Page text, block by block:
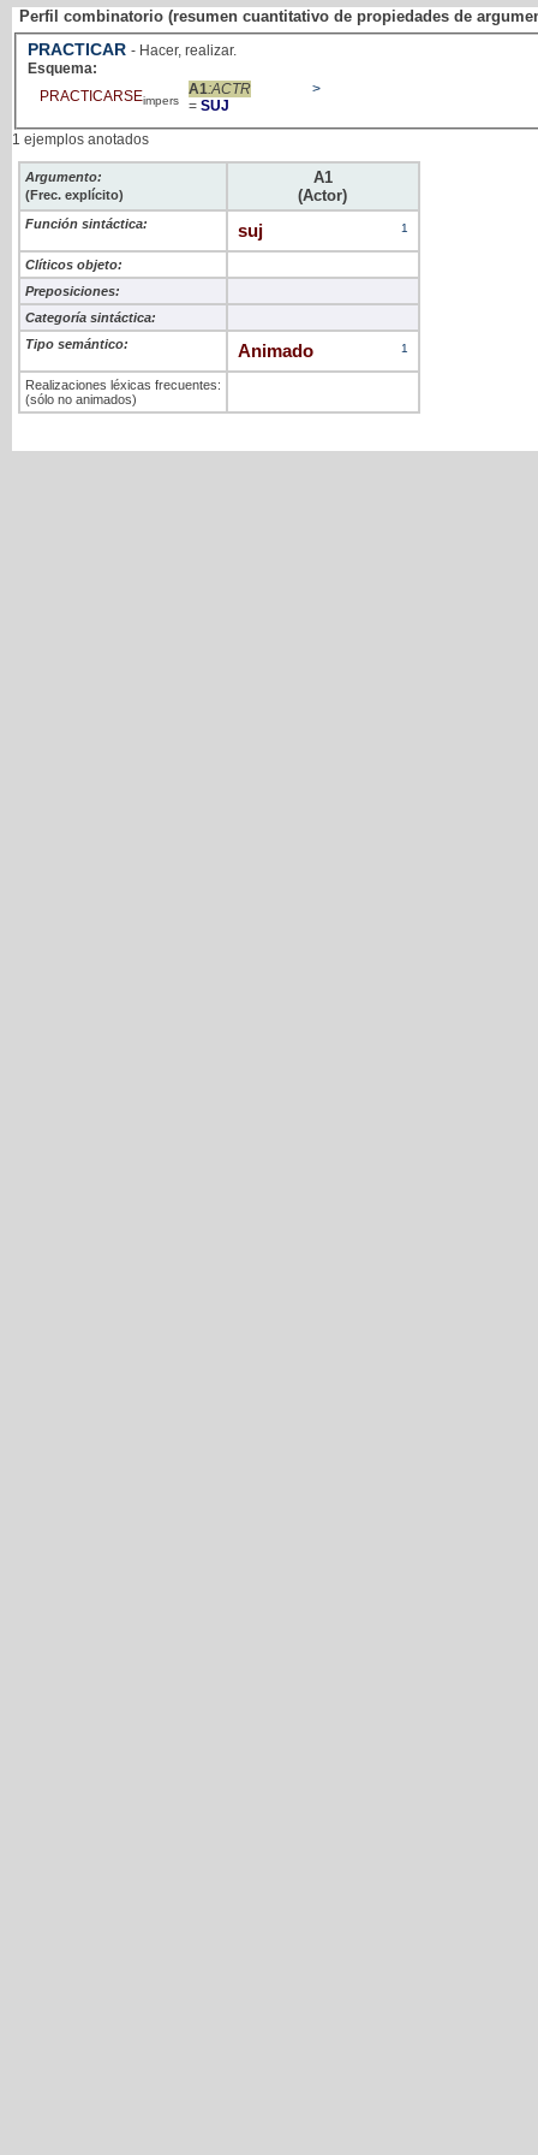
Perfil combinatorio (resumen cuantitativo de propiedades de
PRACTICAR - Hacer, realizar.
Esquema:
PRACTICARSEimpers
A1:ACTR
= SUJ
>
1 ejemplos anotados
Argumento:
(Frec. explícito)
A1
(Actor)
Función sintáctica: suj 1
Clíticos objeto:
Preposiciones:
Categoría sintáctica:
Tipo semántico:
Animado 1
Realizaciones léxicas frecuentes:
(sólo no animados)